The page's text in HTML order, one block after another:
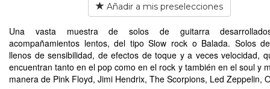
Añadir a mis preselecciones
Una vasta muestra de solos de guitarra
acompañamientos lentos, del tipo Slow rock o Balada. Solos
llenos de sensibilidad, de efectos de toque y a veces velocidad,
encuentran tanto en el pop como en el rock y también en el soul y
manera de Pink Floyd, Jimi Hendrix, The Scorpions, Led Zeppelin,